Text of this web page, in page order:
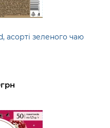
асорті зеленого чаю